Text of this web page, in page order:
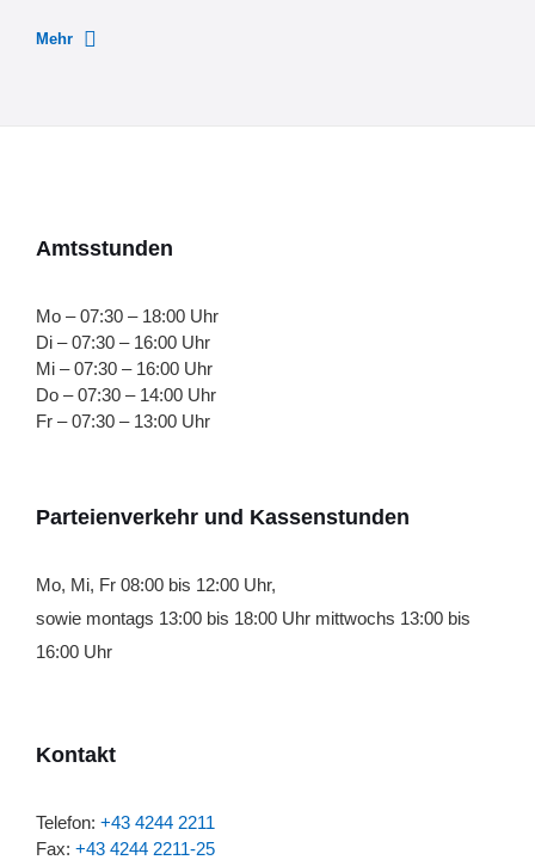
Mehr
Amtsstunden
Mo – 07:30 – 18:00 Uhr
Di – 07:30 – 16:00 Uhr
Mi – 07:30 – 16:00 Uhr
Do – 07:30 – 14:00 Uhr
Fr – 07:30 – 13:00 Uhr
Parteienverkehr und Kassenstunden
Mo, Mi, Fr 08:00 bis 12:00 Uhr,
sowie montags 13:00 bis 18:00 Uhr mittwochs 13:00 bis
16:00 Uhr
Kontakt
Telefon: +43 4244 2211
Fax: +43 4244 2211-25